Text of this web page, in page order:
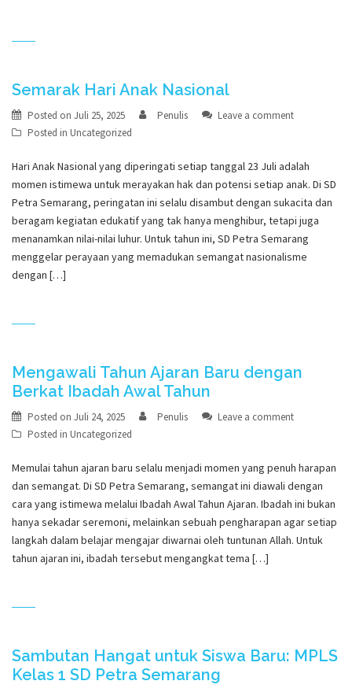
Semarak Hari Anak Nasional
Posted on Juli 25, 2025 Penulis
Leave a comment
Posted in Uncategorized
Hari Anak Nasional yang diperingati setiap tanggal 23 Juli adalah
momen istimewa untuk merayakan hak dan potensi setiap anak. Di SD
Petra Semarang, peringatan ini selalu disambut dengan sukacita dan
beragam kegiatan edukatif yang tak hanya menghibur, tetapi juga
menanamkan nilai-nilai luhur. Untuk tahun ini, SD Petra Semarang
menggelar perayaan yang memadukan semangat nasionalisme
dengan […]
Mengawali Tahun Ajaran Baru dengan
Berkat Ibadah Awal Tahun
Posted on Juli 24, 2025 Penulis
Leave a comment
Posted in Uncategorized
Memulai tahun ajaran baru selalu menjadi momen yang penuh harapan
dan semangat. Di SD Petra Semarang, semangat ini diawali dengan
cara yang istimewa melalui Ibadah Awal Tahun Ajaran. Ibadah ini bukan
hanya sekadar seremoni, melainkan sebuah pengharapan agar setiap
langkah dalam belajar mengajar diwarnai oleh tuntunan Allah. Untuk
tahun ajaran ini, ibadah tersebut mengangkat tema […]
Sambutan Hangat untuk Siswa Baru: MPLS
Kelas 1 SD Petra Semarang